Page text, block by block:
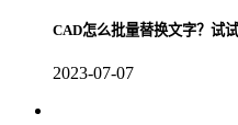
CAD怎么批量替换文字？试
2023-07-07